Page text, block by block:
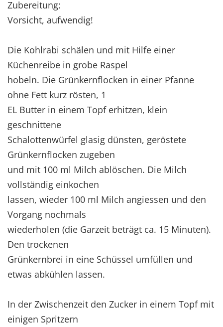
Zubereitung:
Vorsicht, aufwendig!
Die Kohlrabi schälen und mit Hilfe einer
Küchenreibe in grobe Raspel
hobeln. Die Grünkernflocken in einer Pfanne
ohne Fett kurz rösten, 1
EL Butter in einem Topf erhitzen, klein
geschnittene
Schalottenwürfel glasig dünsten, geröstete
Grünkernflocken zugeben
und mit 100 ml Milch ablöschen. Die Milch
vollständig einkochen
lassen, wieder 100 ml Milch angiessen und den
Vorgang nochmals
wiederholen (die Garzeit beträgt ca. 15 Minuten).
Den trockenen
Grünkernbrei in eine Schüssel umfüllen und
etwas abkühlen lassen.
In der Zwischenzeit den Zucker in einem Topf mit
einigen Spritzern